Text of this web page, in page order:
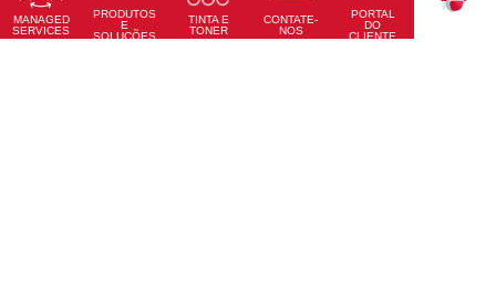
MANAGED
SERVICES
PRODUTOS
E
SOLUÇÕES
TINTA E
TONER
CONTATE-
NOS
PORTAL
DO
CLIENTE
Saiba Mais